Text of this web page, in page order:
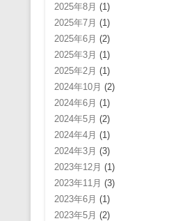
2025年8月 (1)
2025年7月 (1)
2025年6月 (2)
2025年3月 (1)
2025年2月 (1)
2024年10月 (2)
2024年6月 (1)
2024年5月 (2)
2024年4月 (1)
2024年3月 (3)
2023年12月 (1)
2023年11月 (3)
2023年6月 (1)
2023年5月 (2)